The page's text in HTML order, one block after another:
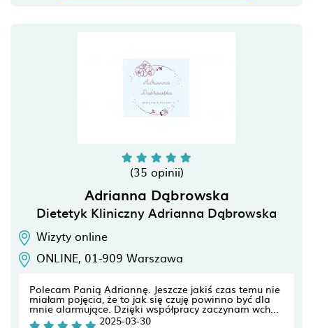
(35 opinii)
Adrianna Dąbrowska
Dietetyk Kliniczny Adrianna Dąbrowska
Wizyty online
ONLINE, 01-909 Warszawa
Polecam Panią Adriannę. Jeszcze jakiś czas temu nie
miałam pojęcia, że to jak się czuję powinno być dla
mnie alarmujące. Dzięki współpracy zaczynam wch...
2025-03-30